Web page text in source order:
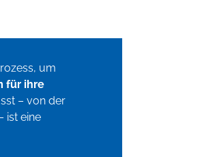
um
für ihre
– von der
ist eine